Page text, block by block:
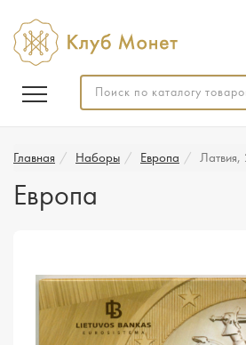
Главная Наборы Европа
Европа